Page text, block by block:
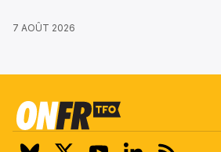
7 AOÛT 2026